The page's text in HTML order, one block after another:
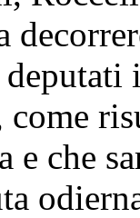
come
e che